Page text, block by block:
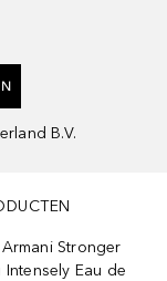
B.V.
Stronger
Intensely Eau de